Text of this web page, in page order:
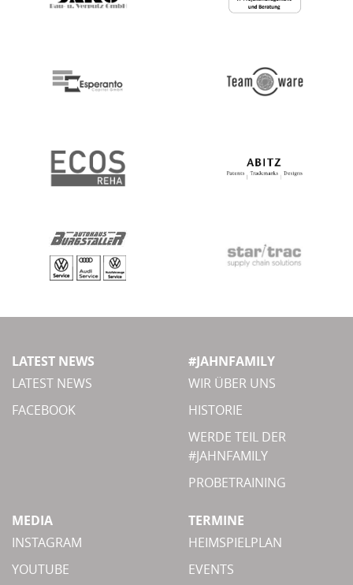
LATEST NEWS
LATEST NEWS
FACEBOOK
#JAHNFAMILY
WIR ÜBER UNS
HISTORIE
WERDE TEIL DER
#JAHNFAMILY
PROBETRAINING
MEDIA
INSTAGRAM
YOUTUBE
TERMINE
HEIMSPIELPLAN
EVENTS